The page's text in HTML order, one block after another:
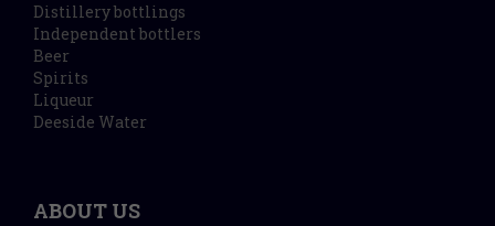
Distillery bottlings
Independent bottlers
Beer
Spirits
Liqueur
Deeside Water
ABOUT US